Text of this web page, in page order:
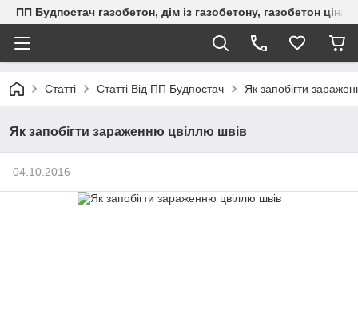
ПП Будпостач газобетон, дім із газобетону, газобетон
Статті Статті Від ПП Будпостач Як запобігти
Як запобігти зараженню цвіллю швів
04.10.2016